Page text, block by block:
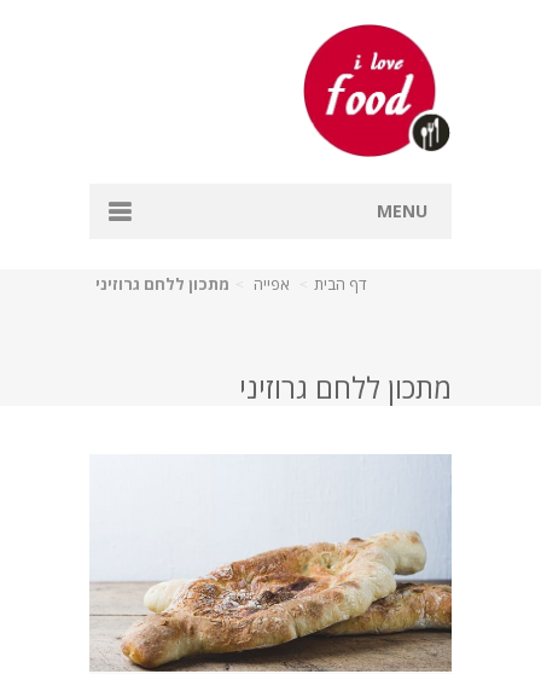
MENU
בלוג
דף הבית אפייה מתכון ללחם גרוזיני
מתכון ללחם גרוזיני